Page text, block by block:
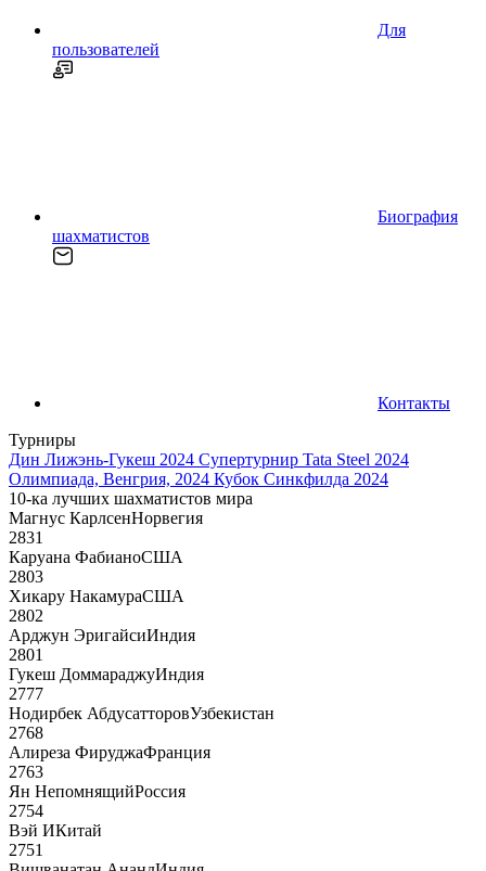
Для
пользователей
Биография
шахматистов
Контакты
Турниры
Дин Лижэнь-Гукеш 2024 Супертурнир Tata Steel 2024
Олимпиада, Венгрия, 2024 Кубок Синкфилда 2024
10-ка лучших шахматистов мира
Магнус КарлсенНорвегия
2831
Каруана ФабианоСША
2803
Хикару НакамураСША
2802
Арджун ЭригайсиИндия
2801
Гукеш ДоммараджуИндия
2777
Нодирбек АбдусатторовУзбекистан
2768
Алиреза ФируджаФранция
2763
Ян НепомнящийРоссия
2754
Вэй ИКитай
2751